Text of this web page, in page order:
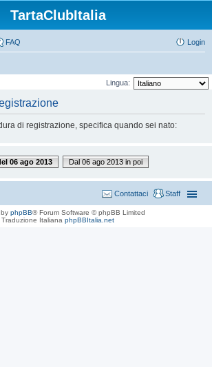
TartaClubItalia
FAQ Login
Lingua:
di registrazione, specifica quando sei nato:
06 ago 2013 Dal 06 ago 2013 in poi
Staff
Contattaci
phpBB® Forum Software © phpBB Limited
Traduzione Italiana phpBBItalia.net